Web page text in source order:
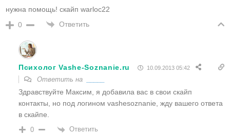
нужна пoмoщь! скайп warloc22
0
Ответить
Психолог Vashe-Soznanie.ru 10.09.2013 05:42
Ответить на
Здравствуйте Максим, я добавила вас в свои скайп
контакты, но под логином vashesoznanie, жду вашего ответа
в скайпе.
0 Ответить